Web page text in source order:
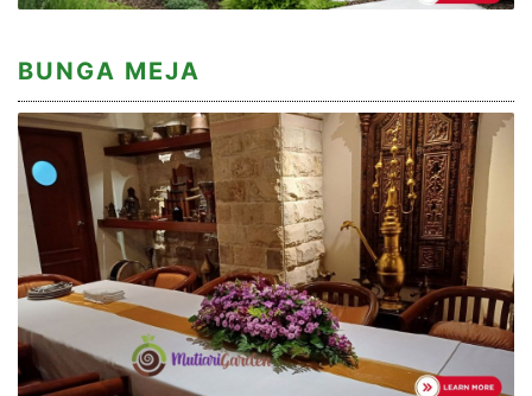
BUNGA MEJA